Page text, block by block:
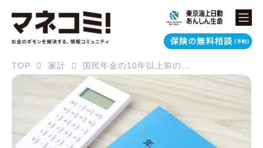
TOP 家計 国民年金の10年以上前の未納分（免除分）を払いたいのですが、方法はありますか？